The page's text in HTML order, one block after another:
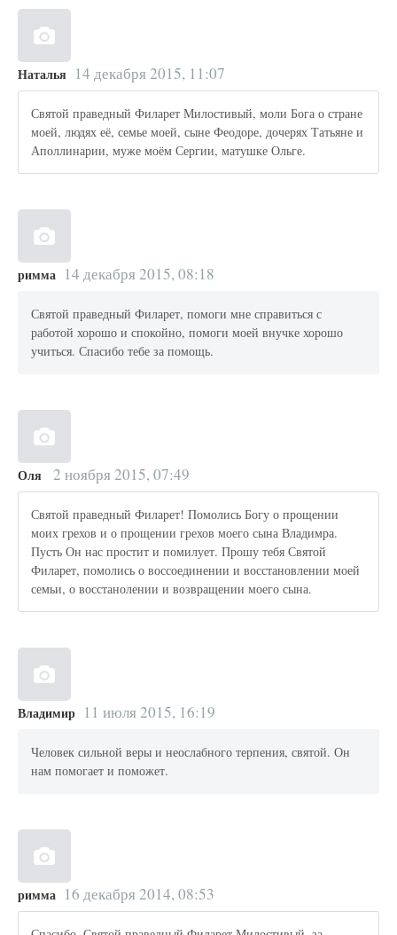
Наталья 14 декабря 2015, 11:07
Святой праведный Филарет Милостивый, моли Бога о стране
моей, людях её, семье моей, сыне Феодоре, дочерях Татьяне и
Аполлинарии, муже моём Сергии, матушке Ольге.
римма 14 декабря 2015, 08:18
Святой праведный Филарет, помоги мне справиться с
работой хорошо и спокойно, помоги моей внучке хорошо
учиться. Спасибо тебе за помощь.
Оля 2 ноября 2015, 07:49
Святой праведный Филарет! Помолись Богу о прощении
моих грехов и о прощении грехов моего сына Владимра.
Пусть Он нас простит и помилует. Прошу тебя Святой
Филарет, помолись о воссоединении и восстановлении моей
семьи, о восстанолении и возвращении моего сына.
Владимир 11 июля 2015, 16:19
Человек сильной веры и неослабного терпения, святой. Он
нам помогает и поможет.
римма 16 декабря 2014, 08:53